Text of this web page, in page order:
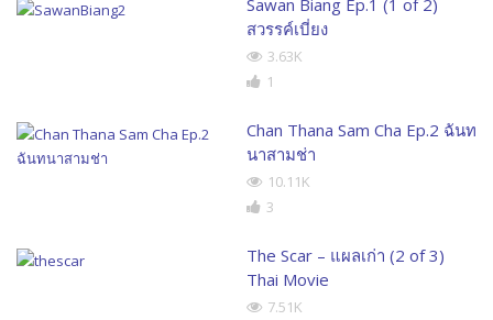
สวรรค์เบี่ยง
3.63K
1
Chan Thana Sam Cha Ep.2 ฉันท
นาสามช่า
10.11K
3
The Scar – แผลเก่า (2 of 3)
Thai Movie
7.51K